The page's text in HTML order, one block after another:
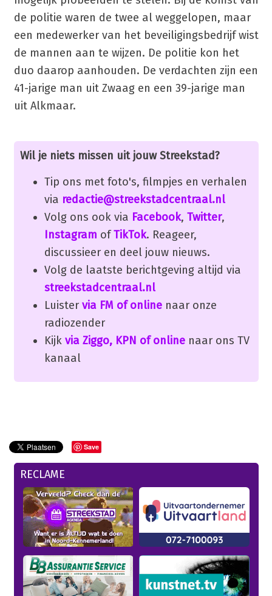
de politie waren de twee al weggelopen, maar
een medewerker van het beveiligingsbedrijf wist
de mannen aan te wijzen. De politie kon het
duo daarop aanhouden. De verdachten zijn een
41-jarige man uit Zwaag en een 39-jarige man
uit Alkmaar.
Wil je niets missen uit jouw Streekstad?
Tip ons met foto's, filmpjes en verhalen
via redactie@streekstadcentraal.nl
Volg ons ook via Facebook, Twitter,
Instagram ofTikTok. Reageer,
discussieer en deel jouw nieuws.
Volg de laatste berichtgeving altijd via
streekstadcentraal.nl
Luister via FM of onlinenaar onze
radiozender
Kijk via Ziggo, KPN of onlinenaar ons TV
kanaal
Save
RECLAME